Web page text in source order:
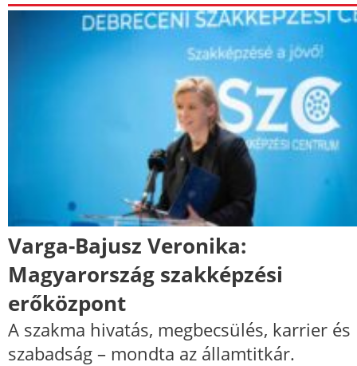
Varga-Bajusz Veronika:
Magyarország szakképzési
erőközpont
A szakma hivatás, megbecsülés, karrier és
szabadság – mondta az államtitkár.​